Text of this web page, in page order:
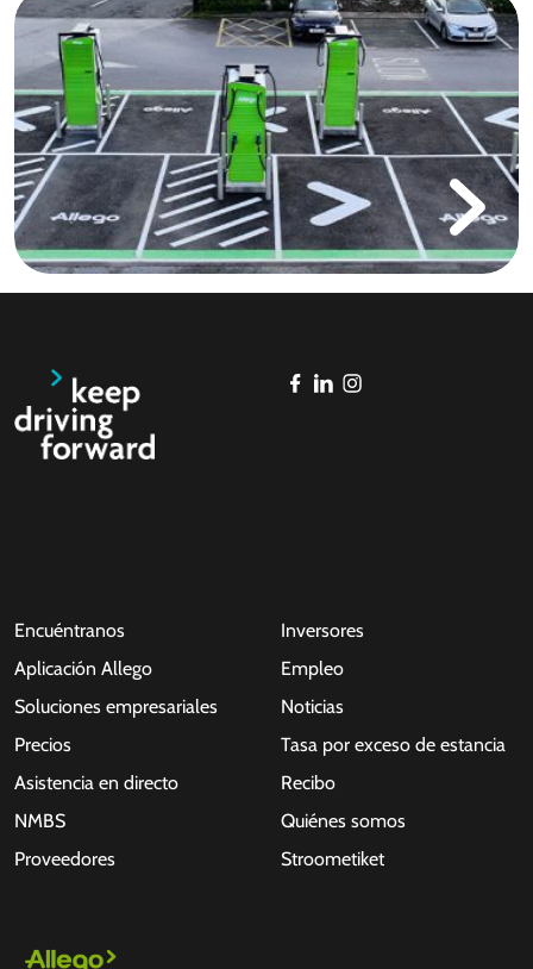
Encuéntranos
Aplicación Allego
Soluciones empresariales
Precios
Asistencia en directo
NMBS
Proveedores
Inversores
Empleo
Noticias
Tasa por exceso de estancia
Recibo
Quiénes somos
Stroometiket